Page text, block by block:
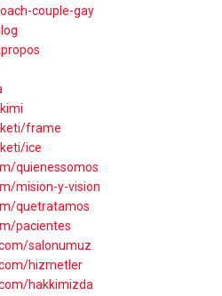
couple-gay
frame
ice
quienessomos
mision-y-vision
quetratamos
pacientes
salonumuz
hizmetler
hakkimizda